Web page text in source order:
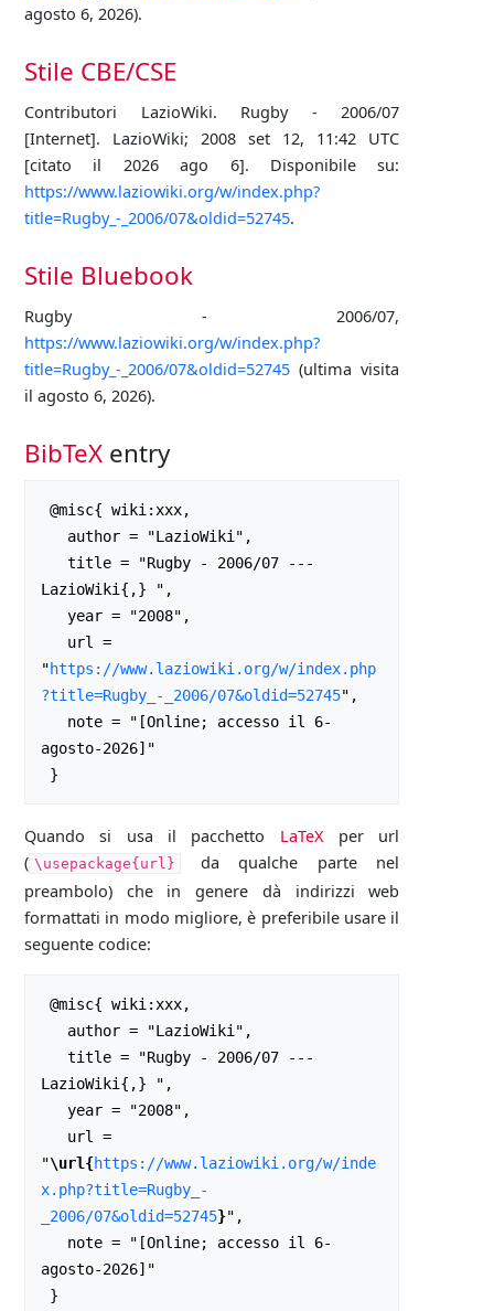
agosto 6, 2026).
Stile CBE/CSE
Contributori LazioWiki. Rugby - 2006/07
[Internet]. LazioWiki; 2008 set 12, 11:42 UTC
[citato il 2026 ago 6]. Disponibile su:
https://www.laziowiki.org/w/index.php?
title=Rugby_-_2006/07&oldid=52745.
Stile Bluebook
Rugby - 2006/07,
https://www.laziowiki.org/w/index.php?
title=Rugby_-_2006/07&oldid=52745 (ultima visita
il agosto 6, 2026).
BibTeX entry
LazioWiki{,} ",
"https://www.laziowiki.org/w/index.php
?title=Rugby_-_2006/07&oldid=52745",
agosto-2026]"
Quando si usa il pacchetto LaTeXper url
( \usepackage{url}
da qualche parte nel
preambolo) che in genere dà indirizzi web
formattati in modo migliore, è preferibile usare il
seguente codice:
LazioWiki{,} ",
"\url{https://www.laziowiki.org/w/inde
x.php?title=Rugby_-
_2006/07&oldid=52745}",
agosto-2026]"